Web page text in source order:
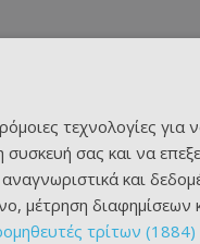
τεχνολογίες για
σας και να
και
μέτρηση διαφημίσεων
τρίτων (1884)